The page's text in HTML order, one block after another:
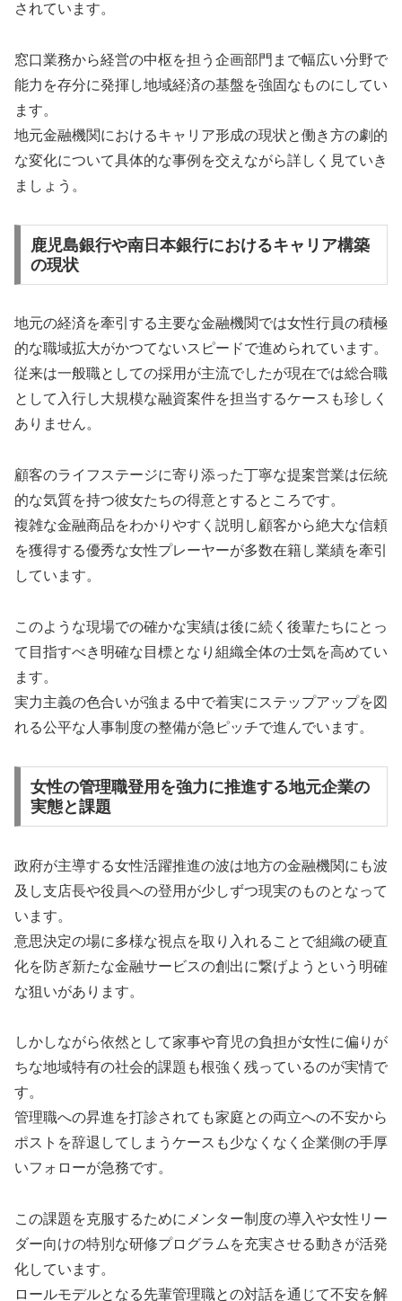
されています。
窓口業務から経営の中枢を担う企画部門まで幅広い分野で
能力を存分に発揮し地域経済の基盤を強固なものにしてい
ます。
地元金融機関におけるキャリア形成の現状と働き方の劇的
な変化について具体的な事例を交えながら詳しく見ていき
ましょう。
鹿児島銀行や南日本銀行におけるキャリア構築
の現状
地元の経済を牽引する主要な金融機関では女性行員の積極
的な職域拡大がかつてないスピードで進められています。
従来は一般職としての採用が主流でしたが現在では総合職
として入行し大規模な融資案件を担当するケースも珍しく
ありません。
顧客のライフステージに寄り添った丁寧な提案営業は伝統
的な気質を持つ彼女たちの得意とするところです。
複雑な金融商品をわかりやすく説明し顧客から絶大な信頼
を獲得する優秀な女性プレーヤーが多数在籍し業績を牽引
しています。
このような現場での確かな実績は後に続く後輩たちにとっ
て目指すべき明確な目標となり組織全体の士気を高めてい
ます。
実力主義の色合いが強まる中で着実にステップアップを図
れる公平な人事制度の整備が急ピッチで進んでいます。
女性の管理職登用を強力に推進する地元企業の
実態と課題
政府が主導する女性活躍推進の波は地方の金融機関にも波
及し支店長や役員への登用が少しずつ現実のものとなって
います。
意思決定の場に多様な視点を取り入れることで組織の硬直
化を防ぎ新たな金融サービスの創出に繋げようという明確
な狙いがあります。
しかしながら依然として家事や育児の負担が女性に偏りが
ちな地域特有の社会的課題も根強く残っているのが実情で
す。
管理職への昇進を打診されても家庭との両立への不安から
ポストを辞退してしまうケースも少なくなく企業側の手厚
いフォローが急務です。
この課題を克服するためにメンター制度の導入や女性リー
ダー向けの特別な研修プログラムを充実させる動きが活発
化しています。
ロールモデルとなる先輩管理職との対話を通じて不安を解